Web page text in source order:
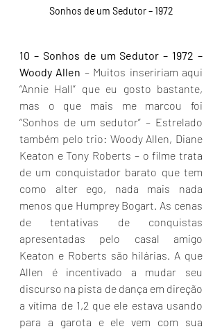
Sonhos de um Sedutor – 1972
10 – Sonhos de um Sedutor – 1972 –
Woody Allen – Muitos inseririam aqui
“Annie Hall” que eu gosto bastante,
mas o que mais me marcou foi
“Sonhos de um sedutor” – Estrelado
também pelo trio: Woody Allen, Diane
Keaton e Tony Roberts – o filme trata
de um conquistador barato que tem
como alter ego, nada mais nada
menos que Humprey Bogart. As cenas
de tentativas de conquistas
apresentadas pelo casal amigo
Keaton e Roberts são hilárias. A que
Allen é incentivado a mudar seu
discurso na pista de dança em direção
a vítima de 1,2 que ele estava usando
para a garota e ele vem com sua